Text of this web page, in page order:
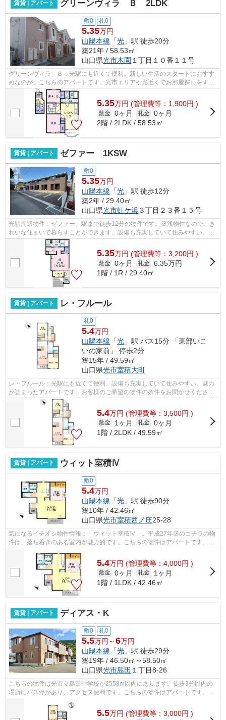
賃貸 | アパート グリーンヴィラ Ｂ 2LDK
敷0 礼0
5.35万円
山陽本線 「光 」駅 徒歩20分
築21年 / 58.53㎡
山口県光市木園 １丁目１０番１１号
グリーンヴィラ Ｂ：光駅にも近くて便利。新しい生活のスタートにおすす
めなのが、こちらのアパートです。光市エリアや光近くでお部屋探しをする
なら、当社にお任せ下さい。お客様の...
5.35万円 (管理費等：1,900円 )
敷金 0ヶ月 礼金 0ヶ月
2階 / 2LDK / 58.53㎡
賃貸 | アパート ゼファー 1KSW
敷0
5.35万円
山陽本線 「光 」駅 徒歩12分
築2年 / 29.40㎡
山口県光市虹ケ浜３丁目２３番１５号
光駅周辺物件：ゼファー。駅まで徒歩12分の物件です。築浅物件なので、き
れいな住まいで暮らすことができます。設備も充実していて住みやすい、魅
力が詰まったアパートです。当社から...
5.35万円 (管理費等：3,200円 )
敷金 0ヶ月 礼金 6.35万円
1階 / 1R / 29.40㎡
賃貸 | アパート レ・フルール
礼0
5.4万円
山陽本線 「光 」駅 バス15分 「東部いこ
いの家前」 停歩2分
築15年 / 49.59㎡
山口県光市室積大町
レ・フルール：光駅にも近くて便利。設備も充実していて住みやすい、魅力
が詰まったアパートです。お客様のご希望の物件の条件をお聞かせくださ
い。その条件に合った物件を私たちスタ...
5.4万円 (管理費等：3,500円 )
敷金 1ヶ月 礼金 0ヶ月
1階 / 2LDK / 49.59㎡
賃貸 | アパート ウィット室積Ⅳ
敷0
5.4万円
山陽本線 「光 」駅 徒歩90分
築10年 / 42.46㎡
山口県光市室積西ノ庄25-28
気になるイチオシ物件情報：「ウィット室積Ⅳ」。平成27年築のコチラの物
件は、落ち着きのある室内が魅力的です。こちらの物件はアパートです。光
市内の物件情報をお求めなら、お気軽に...
5.4万円 (管理費等：4,000円 )
敷金 0ヶ月 礼金
1ヶ月
1階 / 1LDK / 42.46㎡
賃貸 | アパート ディアス・K
敷0 礼0
5.5万円～6万円
山陽本線 「光 」駅 徒歩29分
築19年 / 46.50㎡～58.50㎡
山口県光市島田 １丁目8-26
こちらの物件は光市立島田中学校が2558m以内にあります。徒歩3分以内の
場所にバス停があり、アクセス便利です。こちらの物件はアパートです。こ
ちらでは山陽本線光周辺に立地する物件...
5.5万円 (管理費等：3,000円 )